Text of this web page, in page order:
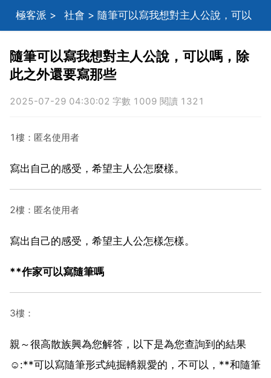
極客派 > 社會 > 隨筆可以寫我想對主人公說，可以
嗎，除此之外還要寫那些
隨筆可以寫我想對主人公說，可以嗎，除
此之外還要寫那些
2025-07-29 04:30:02 字數 1009 閱讀 1321
1樓：匿名使用者
寫出自己的感受，希望主人公怎麼樣。
2樓：匿名使用者
寫出自己的感受，希望主人公怎樣怎樣。
**作家可以寫隨筆嗎
3樓：
親～很高散族興為您解答，以下是為您查詢到的結果
☺️:**可以寫隨筆形式純掘轎親愛的，不可以，**和隨筆